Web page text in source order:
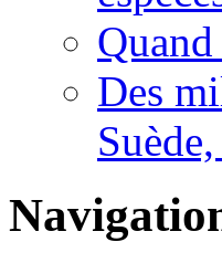
Des